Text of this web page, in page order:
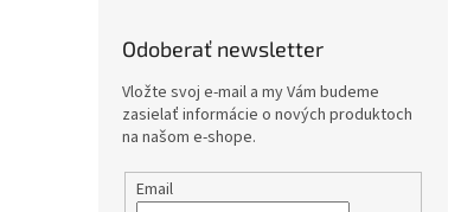
Odoberať newsletter
Vložte svoj e-mail a my Vám budeme
zasielať informácie o nových produktoch
na našom e-shope.
Email